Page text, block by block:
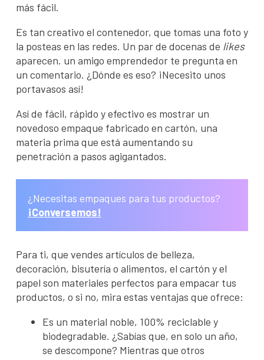
más fácil.
Es tan creativo el contenedor, que tomas una foto y
la posteas en las redes. Un par de docenas de likes
aparecen. un amigo emprendedor te pregunta en
un comentario. ¿Dónde es eso? ¡Necesito unos
portavasos así!
Así de fácil, rápido y efectivo es mostrar un
novedoso empaque fabricado en cartón, una
materia prima que está aumentando su
penetración a pasos agigantados.
¿Necesitas empaques para tus productos?
¡Conversemos!
Para ti, que vendes artículos de belleza,
decoración, bisutería o alimentos, el cartón y el
papel son materiales perfectos para empacar tus
productos, o si no, mira estas ventajas que ofrece:
Es un material noble, 100% reciclable y
biodegradable. ¿Sabías que, en solo un año,
se descompone? Mientras que otros